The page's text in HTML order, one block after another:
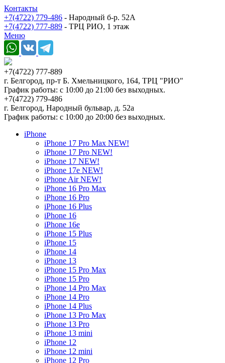
Контакты
+7(4722) 779-486 - Народный б-р. 52А
+7(4722) 777-889 - ТРЦ РИО, 1 этаж
Меню
+7(4722) 777-889
г. Белгород, пр-т Б. Хмельницкого, 164, ТРЦ "РИО"
График работы: с 10:00 до 21:00 без выходных.
+7(4722) 779-486
г. Белгород, Народный бульвар, д. 52а
График работы: с 10:00 до 20:00 без выходных.
iPhone
iPhone 17 Pro Max NEW!
iPhone 17 Pro NEW!
iPhone 17 NEW!
iPhone 17e NEW!
iPhone Air NEW!
iPhone 16 Pro Max
iPhone 16 Pro
iPhone 16 Plus
iPhone 16
iPhone 16e
iPhone 15 Plus
iPhone 15
iPhone 14
iPhone 13
iPhone 15 Pro Max
iPhone 15 Pro
iPhone 14 Pro Max
iPhone 14 Pro
iPhone 14 Plus
iPhone 13 Pro Max
iPhone 13 Pro
iPhone 13 mini
iPhone 12
iPhone 12 mini
iPhone 12 Pro